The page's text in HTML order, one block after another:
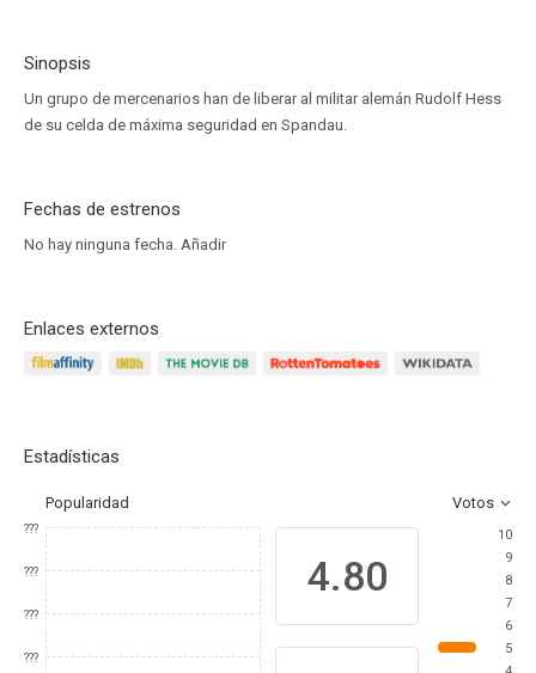
Sinopsis
Un grupo de mercenarios han de liberar al militar alemán Rudolf Hess
de su celda de máxima seguridad en Spandau.
Fechas de estrenos
No hay ninguna fecha. Añadir
Enlaces externos
Estadísticas
Popularidad Votos
???
???
???
???
4.80
10
9
8
7
6
5